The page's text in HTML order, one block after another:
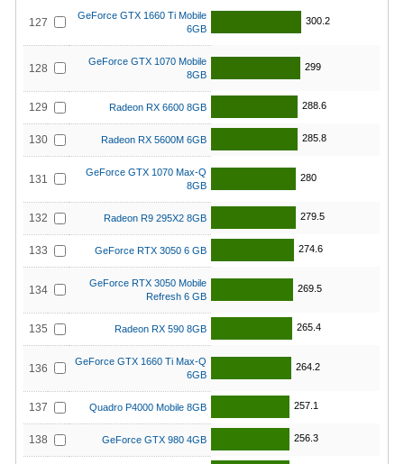
127
GeForce GTX 1660 Ti Mobile
6GB
300.2
128
GeForce GTX 1070 Mobile
8GB
299
129 Radeon RX 6600 8GB 288.6
130 Radeon RX 5600M 6GB 285.8
131
GeForce GTX 1070 Max-Q
8GB
280
132 Radeon R9 295X2 8GB 279.5
133 GeForce RTX 3050 6 GB 274.6
134
GeForce RTX 3050 Mobile
Refresh 6 GB
269.5
135 Radeon RX 590 8GB 265.4
136
GeForce GTX 1660 Ti Max-Q
6GB
264.2
137 Quadro P4000 Mobile 8GB 257.1
138 GeForce GTX 980 4GB 256.3